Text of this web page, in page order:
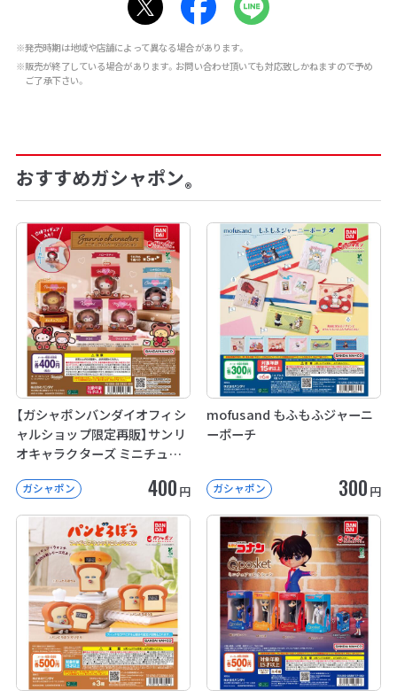
※発売時期は地域や店舗によって異なる場合があります。
※販売が終了している場合があります。お問い合わせ頂いても対応致しかねますので予め
ご了承下さい。
おすすめガシャポン®
【ガシャポンバンダイオフィシ
ャルショップ限定再販】サンリ
オキャラクターズ ミニチュア
ガシャポン 400 円
mofusand もふもふジャーニ
ーポーチ
ガシャポン 300 円